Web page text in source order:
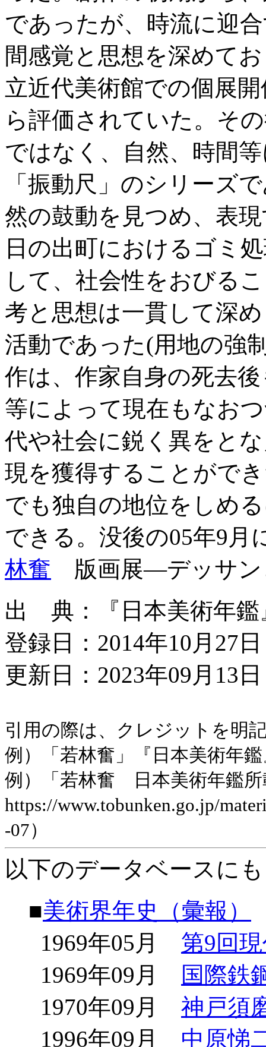
であったが、時流に迎
間感覚と思想を深めて
立近代美術館での個展
ら評価されていた。そ
ではなく、自然、時間
「振動尺」のシリーズ
然の鼓動を見つめ、表
日の出町におけるゴミ
して、社会性をおびる
考と思想は一貫して深
活動であった(用地の強
作は、作家自身の死去
等によって現在もなお
代や社会に鋭く異をと
現を獲得することがで
でも独自の地位をしめ
できる。没後の05年9月
林奮 版画展―デッサン
出 典：『日本美術年鑑
登録日：2014年10月27日
更新日：2023年09月13
引用の際は、クレジットを明
例）「若林奮」『日本美術年
例）「若林奮 日本美術年鑑所
https://www.tobunken.go.jp/
-07）
以下のデータベースに
■美術界年史（彙報）
1969年05月 第9回
1969年09月
国際鉄
1970年09月 神戸須
1996年09月 中原悌